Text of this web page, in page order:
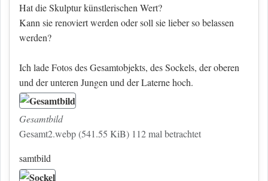
Hat die Skulptur künstlerischen Wert?
Kann sie renoviert werden oder soll sie lieber so belassen
werden?
Ich lade Fotos des Gesamtobjekts, des Sockels, der oberen
und der unteren Jungen und der Laterne hoch.
Gesamtbild
Gesamt2.webp (541.55 KiB) 112 mal betrachtet
samtbild